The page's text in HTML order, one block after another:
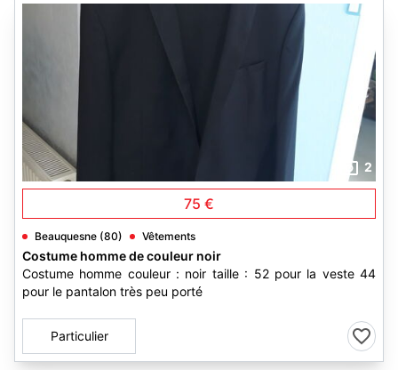
2
75 €
Beauquesne (80) Vêtements
Costume homme de couleur noir
Costume homme couleur : noir taille : 52 pour la veste 44
pour le pantalon très peu porté
Particulier